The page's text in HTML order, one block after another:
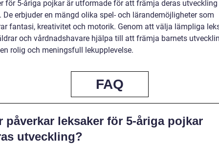
för 5-åriga pojkar är utformade för att främja deras
De erbjuder en mängd olika spel- och lärandemöjligheter som
fantasi, kreativitet och motorik. Genom att välja lämpliga
och vårdnadshavare hjälpa till att främja barnets
rolig och meningsfull lekupplevelse.
FAQ
påverkar leksaker för 5-åriga pojkar
utveckling?